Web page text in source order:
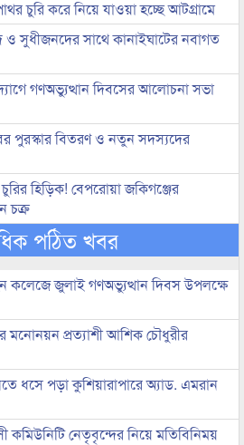
চুরি করে নিয়ে যাওয়া হচ্ছে আটগ্রামে
সুধীজনদের সাথে কানাইঘাটের নবাগত
গণঅভ্যুত্থান দিবসের আলোচনা সভা
পুরস্কার বিতরণ ও নতুন সদস্যদের
হিড়িক! বেপরোয়া জকিগঞ্জের
চক্র
পঠিত খবর
কলেজে জুলাই গণঅভ্যুত্থান দিবস উপলক্ষে
প্রত্যাশী আশিক চৌধুরীর
ধসে পড়া কুশিয়ারাপারে অ্যাড. এমরান
কমিউনিটি নেতৃবৃন্দের নিয়ে মতিবিনিময়